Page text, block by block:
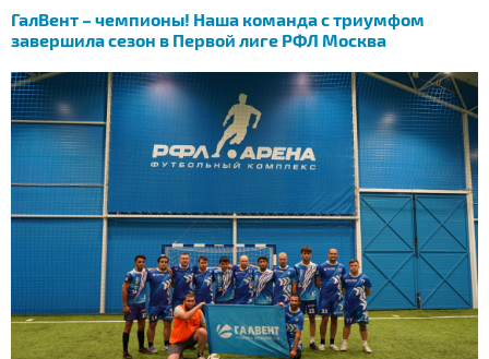
ГалВент – чемпионы! Наша команда с триумфом
завершила сезон в Первой лиге РФЛ Москва